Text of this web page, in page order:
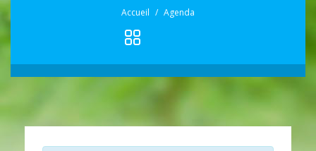
Accueil Agenda